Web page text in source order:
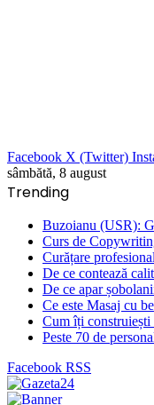
Facebook X (Twitter)
sâmbătă, 8 august
Trending
Buzoianu (USR):
Curs de
Curățare
De ce contează
De ce apar
Ce este Masaj cu
Cum îți construiești
Peste 70 de
Facebook RSS